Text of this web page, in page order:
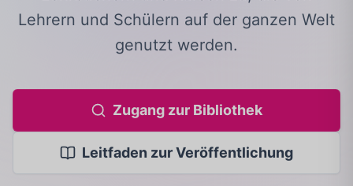
Lehrern und Schülern auf der ganzen Welt
genutzt werden.
Zugang zur Bibliothek
Leitfaden zur Veröffentlichung